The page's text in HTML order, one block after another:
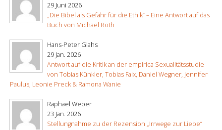
29 Juni 2026
„Die Bibel als Gefahr für die Ethik“ – Eine Antwort auf das
Buch von Michael Roth
Hans-Peter Glahs
29 Jan. 2026
Antwort auf die Kritik an der empirica Sexualitätsstudie
von Tobias Künkler, Tobias Faix, Daniel Wegner, Jennifer
Paulus, Leonie Preck & Ramona Wanie
Raphael Weber
23 Jan. 2026
Stellungnahme zu der Rezension „Irrwege zur Liebe“